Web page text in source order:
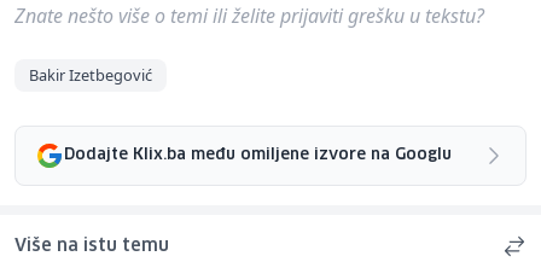
Znate nešto više o temi ili želite prijaviti grešku u tekstu?
Bakir Izetbegović
Dodajte Klix.ba među omiljene izvore na Googlu
Više na istu temu